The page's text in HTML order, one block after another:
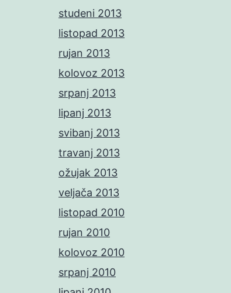
studeni 2013
listopad 2013
rujan 2013
kolovoz 2013
srpanj 2013
lipanj 2013
svibanj 2013
travanj 2013
ožujak 2013
veljača 2013
listopad 2010
rujan 2010
kolovoz 2010
srpanj 2010